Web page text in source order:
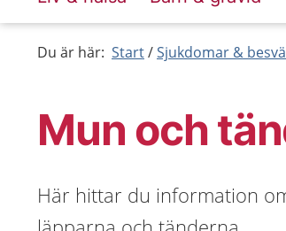
Du är här: Start Sjukdomar &
Mun och
Här hittar du information